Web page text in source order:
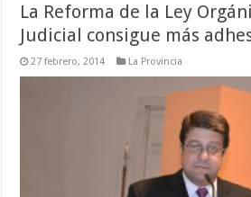
La Reforma de la Ley
Judicial consigue más
27 febrero, 2014 La Provincia